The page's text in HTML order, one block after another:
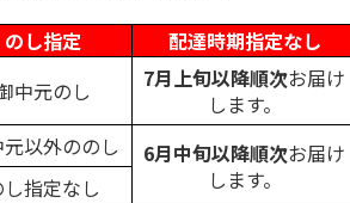
のし指定
配達時期指定なし
中元のし
7月上旬以降順次お届け
します。
以外ののし 6月中旬以降順次お届け
します。
し指定なし